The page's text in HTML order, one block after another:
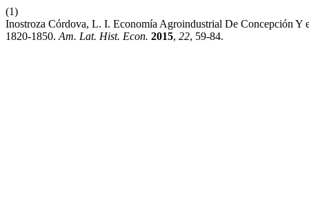
(1)
Inostroza Córdova, L. I. Economía Agroindustrial De Concepción
1820-1850. Am. Lat. Hist. Econ. 2015, 22, 59-84.